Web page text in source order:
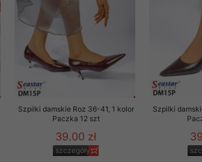
Szpilki damskie Roz 36-41, 1 kolor
Paczka 12 szt
39.00 zł
szczegóły
Szpilki